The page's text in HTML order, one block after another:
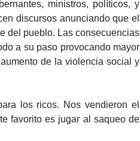
ministros, políticos, y
discursos anunciando que el
del pueblo. Las consecuencias
a su paso provocando mayor
de la violencia social y
los ricos. Nos vendieron el
favorito es jugar al saqueo de